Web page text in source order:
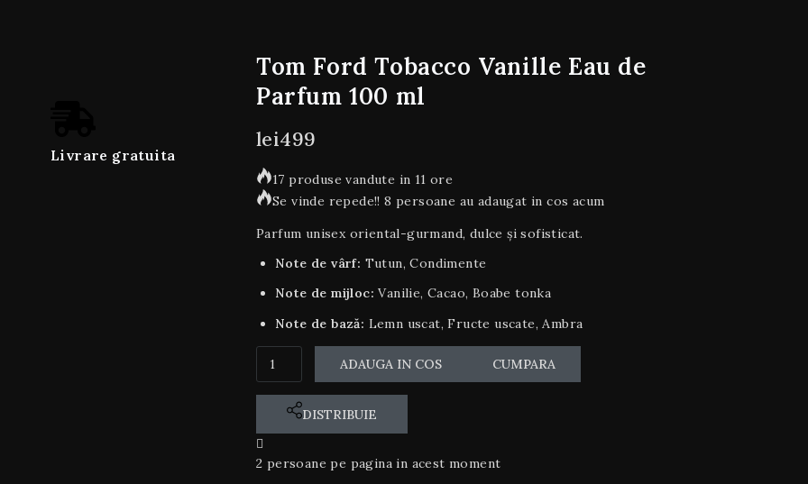
Livrare gratuita
Tom Ford Tobacco Vanille Eau de
Parfum 100 ml
lei499
17 produse vandute in 11 ore
Se vinde repede!! 8 persoane au adaugat in cos acum
Parfum unisex oriental-gurmand, dulce și sofisticat.
Note de vârf: Tutun, Condimente
Note de mijloc: Vanilie, Cacao, Boabe tonka
Note de bază: Lemn uscat, Fructe uscate, Ambra
ADAUGA IN COS CUMPARA
DISTRIBUIE
2 persoane pe pagina in acest moment